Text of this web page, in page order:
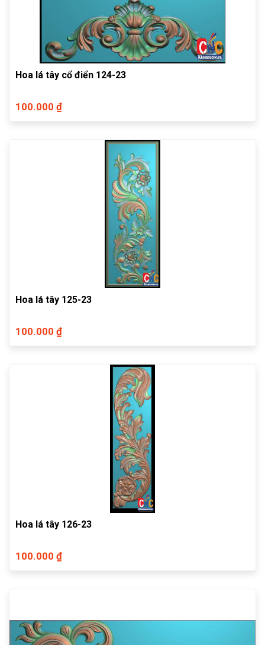
Hoa lá tây cổ điển 124-23
100.000 ₫
Hoa lá tây 125-23
100.000 ₫
Hoa lá tây 126-23
100.000 ₫